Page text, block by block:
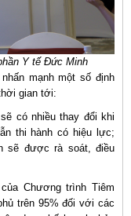
Y tế Đức Minh
mạnh một số định
gian tới:
có nhiều thay đổi khi
thi hành có hiệu lực;
sẽ được rà soát, điều
Chương trình Tiêm
trên 95% đối với các